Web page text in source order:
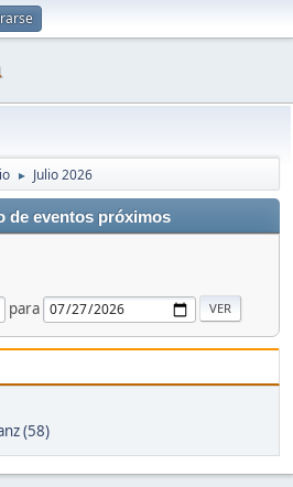
► Julio 2026
de eventos próximos
para
(58)